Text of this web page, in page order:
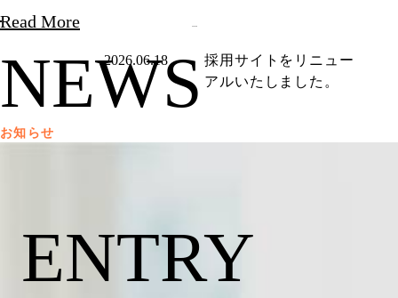
Read More
お知らせ
NEWS
2026.06.18
採用サイトをリニュー
アルいたしました。
ENTRY